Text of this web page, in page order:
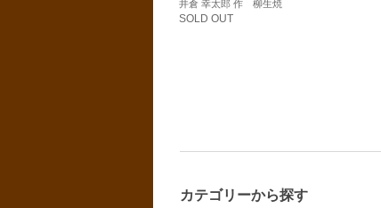
井倉 幸太郎 作 柳生焼
SOLD OUT
カテゴリーから探す